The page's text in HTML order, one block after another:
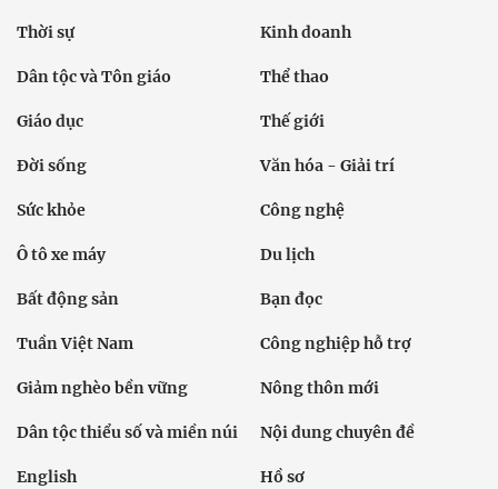
Thời sự Kinh doanh
Dân tộc và Tôn giáo Thể thao
Giáo dục Thế giới
Đời sống Văn hóa - Giải trí
Sức khỏe Công nghệ
Ô tô xe máy Du lịch
Bất động sản Bạn đọc
Tuần Việt Nam Công nghiệp hỗ trợ
Giảm nghèo bền vững Nông thôn mới
Dân tộc thiểu số và miền núi Nội dung chuyên đề
English Hồ sơ